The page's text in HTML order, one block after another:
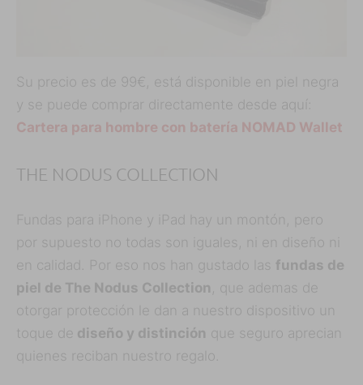
Su precio es de 99€, está disponible en piel negra
y se puede comprar directamente desde aquí:
Cartera para hombre con batería NOMAD Wallet
THE NODUS COLLECTION
Fundas para iPhone y iPad hay un montón, pero
por supuesto no todas son iguales, ni en diseño ni
en calidad. Por eso nos han gustado las fundas de
piel de The Nodus Collection , que ademas de
otorgar protección le dan a nuestro dispositivo un
toque de diseño y distinción que seguro aprecian
quienes reciban nuestro regalo.